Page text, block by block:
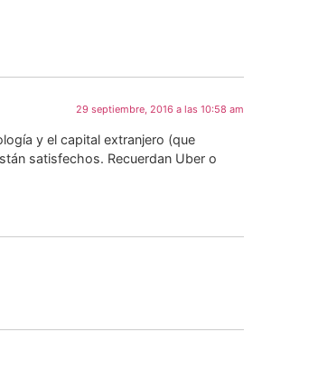
29 septiembre, 2016 a las 10:58 am
y el capital extranjero (que
satisfechos. Recuerdan Uber o